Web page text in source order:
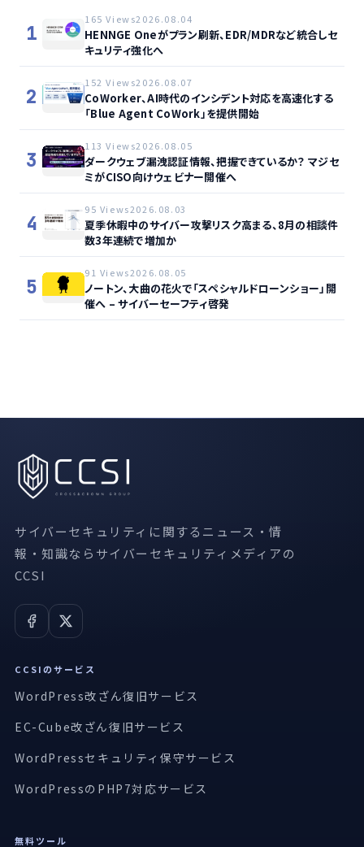
1
165 Views2026.08.04
HENNGE Oneがプラン刷新、EDR/MDRなど統合しセ
キュリティ強化へ
2
152 Views2026.08.07
CoWorker、AI時代のインシデント対応を高速化する
「Blue Agent CoWork」を提供開始
3
113 Views2026.08.05
ダークウェブ漏洩認証情報、把握できているか？ マジセ
ミがCISO向けウェビナー開催へ
4
95 Views2026.08.03
夏季休暇中のサイバー攻撃リスク高まる、8月の相談件
数3年連続で増加か
5
91 Views2026.08.05
ノートン、大曲の花火で「スペシャルドローンショー」開
催へ – サイバーセーフティ啓発
サイバーセキュリティに関するニュース・情
報・知識ならサイバーセキュリティメディアの
CCSI
CCSIのサービス
WordPress改ざん復旧サービス
EC-Cube改ざん復旧サービス
WordPressセキュリティ保守サービス
WordPressのPHP7対応サービス
無料ツール